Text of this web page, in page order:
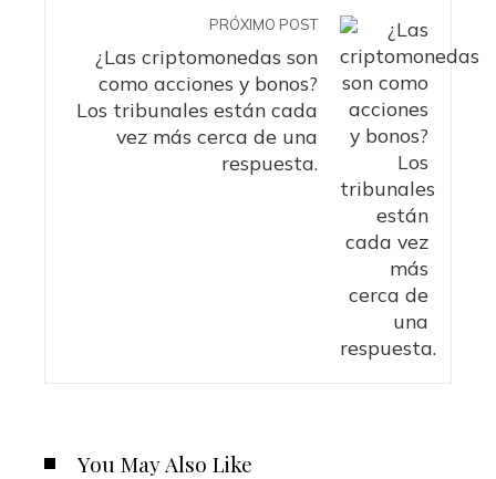
PRÓXIMO POST
¿Las criptomonedas son
como acciones y bonos?
Los tribunales están cada
vez más cerca de una
respuesta.
You May Also Like